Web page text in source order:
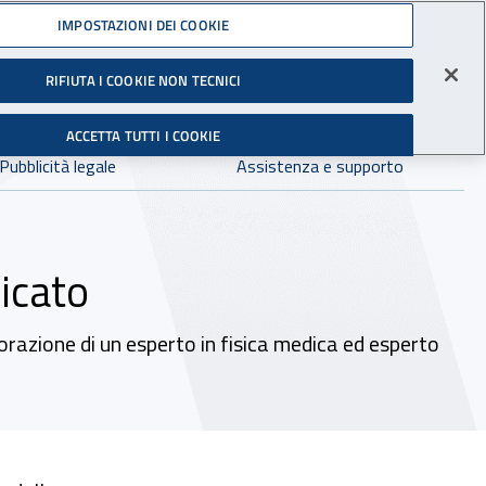
Infortuni sul Lavoro
Facebook - Sito esterno - Apertura in nuova finestra
X - Sito esterno - Apertura in nuova finestra
Instagram - Sito esterno - Apertura in
Linkedin - Sito esterno -
Youtube - Sito esterno -
Tiktok - SitoSpreaker -
Dove cercare:
in:tutto INAIL.it
Pubblicità legale Assistenza e supporto
di un esperto in fisica medica ed esperto
IMPOSTAZIONI DEI COOKIE
RIFIUTA I COOKIE NON TECNICI
ACCETTA TUTTI I COOKIE